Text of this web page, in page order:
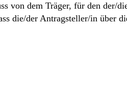
von dem Träger, für den
die/der Antragsteller/in